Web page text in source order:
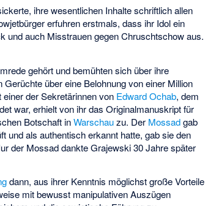
ihre wesentlichen Inhalte schriftlich allen
erfuhren erstmals, dass ihr Idol ein
und auch Misstrauen gegen Chruschtschow aus.
gehört und bemühten sich über ihre
über eine Belohnung von einer Million
einer der Sekretärinnen von Edward Ochab, dem
war, erhielt von ihr das Originalmanuskript für
Botschaft inWarschauzu. Der Mossadgab
und als authentisch erkannt hatte, gab sie den
der Mossad dankte Grajewski 30 Jahre später
dann, aus ihrer Kenntnis möglichst große Vorteile
mit bewusst manipulativen Auszügen